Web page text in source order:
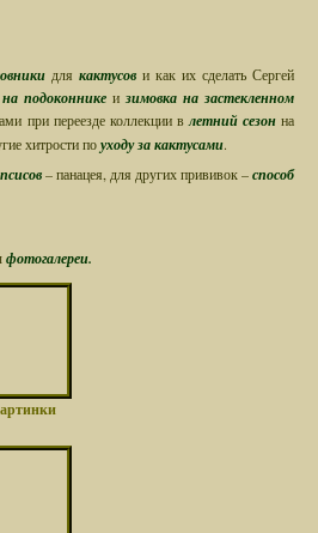
для кактусов и как их сделать Сергей
подоконникеизимовка на застекленном
при переезде коллекции в летний сезонна
хитрости поуходу за кактусами.
– панацея, для других прививок –способ
фотогалереи.